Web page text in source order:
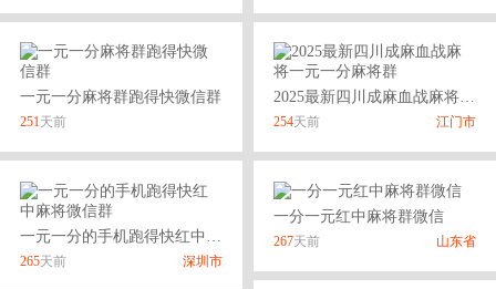
一元一分麻将群跑得快微信群
251天前
2025最新四川成麻血战麻将一元一分麻将群
254天前 江门市
265天前 深圳市
一分一元红中麻将群微信
267天前 山东省